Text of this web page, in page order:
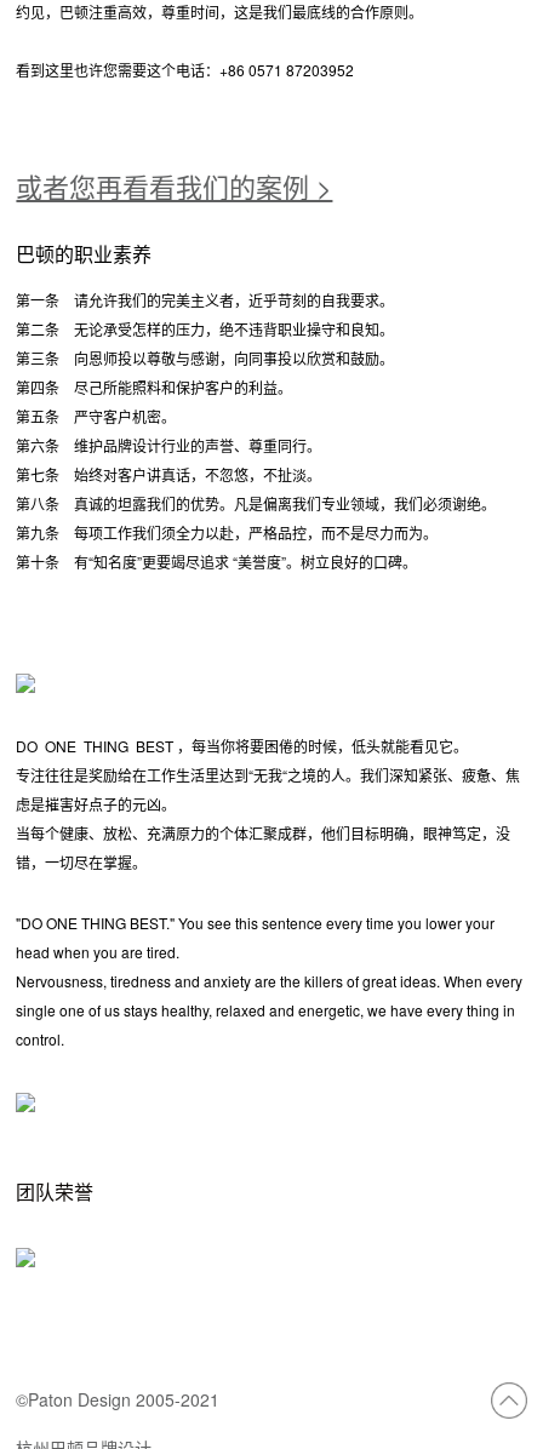
约见，巴顿注重高效，尊重时间，这是我们最底线的合作原则。
看到这里也许您需要这个电话：+86 0571 87203952
或者您再看看我们的案例 >
巴顿的职业素养
第一条 请允许我们的完美主义者，近乎苛刻的自我要求。
第二条 无论承受怎样的压力，绝不违背职业操守和良知。
第三条 向恩师投以尊敬与感谢，向同事投以欣赏和鼓励。
第四条 尽己所能照料和保护客户的利益。
第五条 严守客户机密。
第六条 维护品牌设计行业的声誉、尊重同行。
第七条 始终对客户讲真话，不忽悠，不扯淡。
第八条 真诚的坦露我们的优势。凡是偏离我们专业领域，我们必须谢绝。
第九条 每项工作我们须全力以赴，严格品控，而不是尽力而为。
第十条 有“知名度”更要竭尽追求 “美誉度”。树立良好的口碑。
DO ONE THING BEST ，每当你将要困倦的时候，低头就能看见它。
专注往往是奖励给在工作生活里达到“无我“之境的人。我们深知紧张、疲惫、焦
虑是摧害好点子的元凶。
当每个健康、放松、充满原力的个体汇聚成群，他们目标明确，眼神笃定，没
错，一切尽在掌握。
"DO ONE THING BEST." You see this sentence every time you lower your
head when you are tired.
Nervousness, tiredness and anxiety are the killers of great ideas. When every
single one of us stays healthy, relaxed and energetic, we have every thing in
control.
团队荣誉
©Paton Design 2005-2021